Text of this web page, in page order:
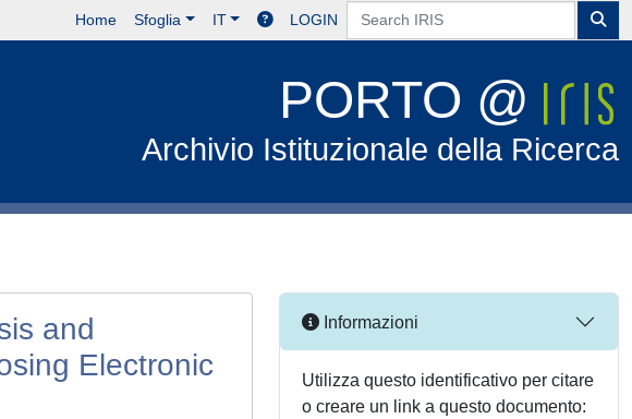
Home Sfoglia IT LOGIN
PORTO @
Archivio Istituzionale della Ricerca
and
Electronic
Informazioni
Utilizza questo identificativo per citare
o creare un link a questo documento: